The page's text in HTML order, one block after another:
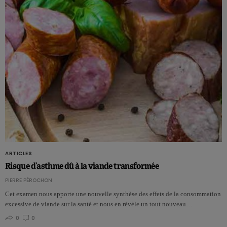
ARTICLES
Risque d’asthme dû à la viande transformée
PIERRE PÉROCHON
Cet examen nous apporte une nouvelle synthèse des effets de la consommation
excessive de viande sur la santé et nous en révèle un tout nouveau…
0
0